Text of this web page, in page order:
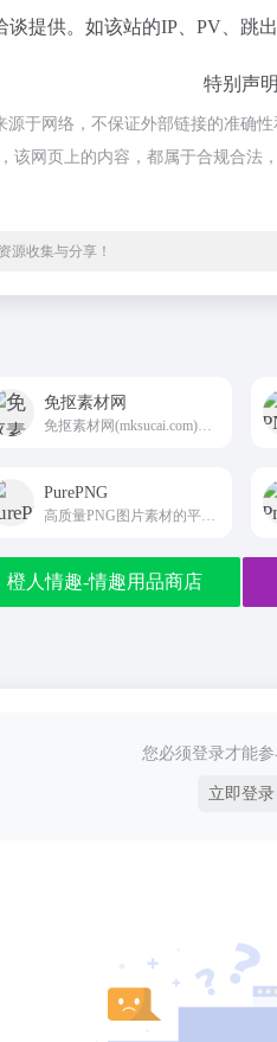
谈提供。如该站的IP、PV、跳出
特别声明
源于网络，不保证外部链接的准确
该网页上的内容，都属于合规合
源收集与分享！
免抠素材网
免抠素材网(mksucai.com)是专业的素材网站，提供海量免费的图片、png素材、背景图片等优质素材，满足您的的多样创作需求，助力创意高效实现。
PurePNG
高质量PNG图片素材的平台 上班人导航
橙人情趣-情趣用品商店
您必须登录才能参
立即登录